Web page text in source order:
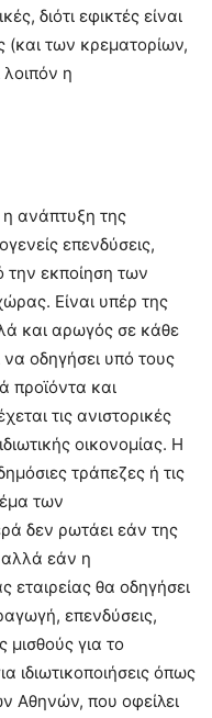
διότι εφικτές είναι
(και των κρεματορίων,
λοιπόν η
η ανάπτυξη της
επενδύσεις,
την εκποίηση των
Είναι υπέρ της
και αρωγός σε κάθε
να οδηγήσει υπό τους
προϊόντα και
τις ανιστορικές
οικονομίας. Η
τράπεζες ή τις
των
δεν ρωτάει εάν της
αλλά εάν η
εταιρείας θα οδηγήσει
επενδύσεις,
μισθούς για το
ιδιωτικοποιήσεις όπως
Αθηνών, που οφείλει